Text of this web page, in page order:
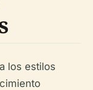
los estilos